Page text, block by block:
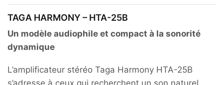
TAGA HARMONY – HTA-25B
Un modèle audiophile et compact à la sonorité
dynamique
L’amplificateur stéréo Taga Harmony HTA-25B
s’adresse à ceux qui recherchent un son naturel